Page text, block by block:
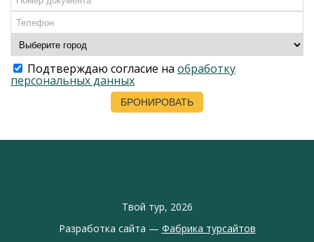
Подтверждаю согласие на обработку
персональных данных
Твой тур, 2026
Разработка сайта — Фабрика турсайтов